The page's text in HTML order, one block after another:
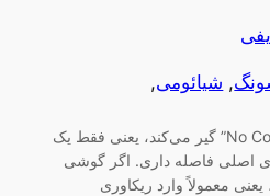
, شیائومی,
وقتی روی صفحه “No Command” گیر می‌کند، یعنی فقط یک
اصلی فاصله داری. اگر گوشی
معمولاً وارد ریکاوری